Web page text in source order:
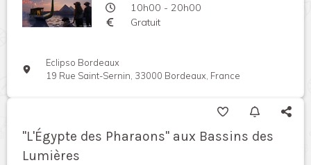
10h00 - 20h00
Gratuit
Eclipso Bordeaux
19 Rue Saint-Sernin, 33000 Bordeaux, France
"L'Égypte des Pharaons" aux Bassins des
Lumières